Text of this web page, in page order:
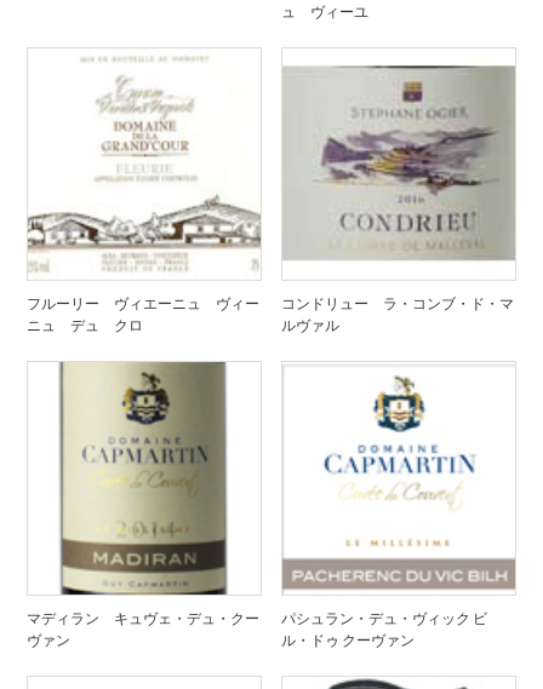
ュ ヴィーユ
フルーリー ヴィエーニュ ヴィー
ニュ デュ クロ
コンドリュー ラ・コンブ・ド・マ
ルヴァル
マディラン キュヴェ・デュ・クー
ヴァン
パシュラン・デュ・ヴィック ビ
ル・ドゥ クーヴァン